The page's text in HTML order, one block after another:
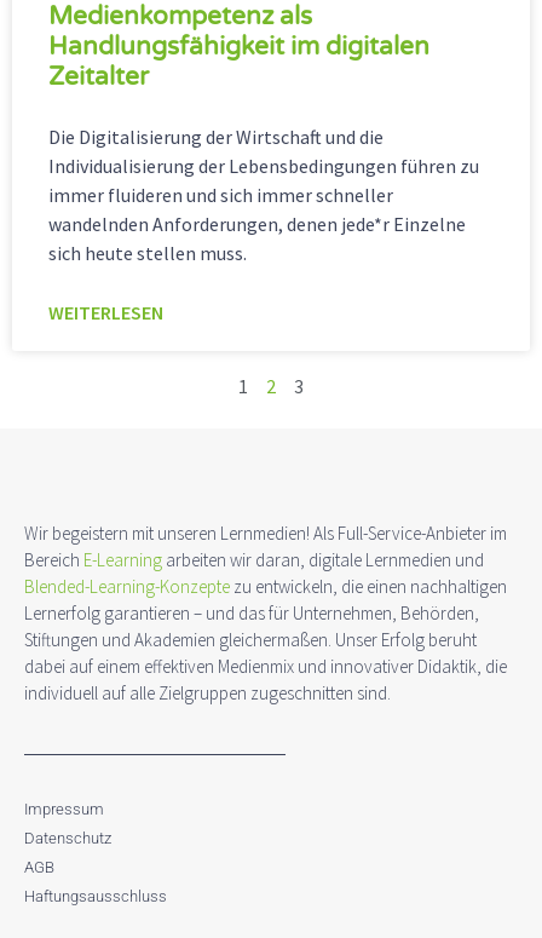
Medienkompetenz als
Handlungsfähigkeit im digitalen
Zeitalter
Die Digitalisierung der Wirtschaft und die
Individualisierung der Lebensbedingungen führen zu
immer fluideren und sich immer schneller
wandelnden Anforderungen, denen jede*r Einzelne
sich heute stellen muss.
WEITERLESEN
1 2 3
Wir begeistern mit unseren Lernmedien! Als Full-Service-Anbieter im
Bereich E-Learning arbeiten wir daran, digitale Lernmedien und
Blended-Learning-Konzepte zu entwickeln, die einen nachhaltigen
Lernerfolg garantieren – und das für Unternehmen, Behörden,
Stiftungen und Akademien gleichermaßen. Unser Erfolg beruht
dabei auf einem effektiven Medienmix und innovativer Didaktik, die
individuell auf alle Zielgruppen zugeschnitten sind.
Impressum
Datenschutz
AGB
Haftungsausschluss